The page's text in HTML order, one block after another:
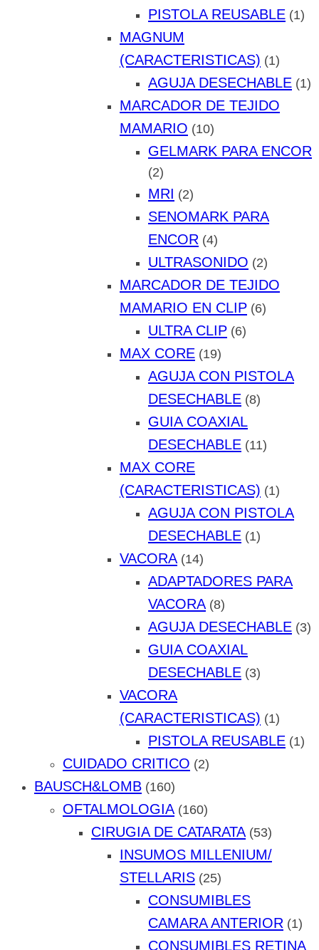
PISTOLA REUSABLE (1)
MAGNUM
(CARACTERISTICAS) (1)
AGUJA DESECHABLE (1)
MARCADOR DE TEJIDO
MAMARIO (10)
GELMARK PARA ENCOR
(2)
MRI (2)
SENOMARK PARA
ENCOR (4)
ULTRASONIDO (2)
MARCADOR DE TEJIDO
MAMARIO EN CLIP (6)
ULTRA CLIP (6)
MAX CORE (19)
AGUJA CON PISTOLA
DESECHABLE (8)
GUIA COAXIAL
DESECHABLE (11)
MAX CORE
(CARACTERISTICAS) (1)
AGUJA CON PISTOLA
DESECHABLE (1)
VACORA (14)
ADAPTADORES PARA
VACORA (8)
AGUJA DESECHABLE (3)
GUIA COAXIAL
DESECHABLE (3)
VACORA
(CARACTERISTICAS) (1)
PISTOLA REUSABLE (1)
CUIDADO CRITICO (2)
BAUSCH&LOMB (160)
OFTALMOLOGIA (160)
CIRUGIA DE CATARATA (53)
INSUMOS MILLENIUM/
STELLARIS (25)
CONSUMIBLES
CAMARA ANTERIOR (1)
CONSUMIBLES RETINA